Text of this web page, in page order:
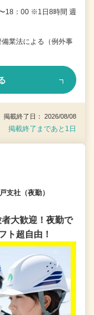
18：00 ※1日8時間 週
業法による（例外事
載終了日： 2026/08/08
掲載終了まであと1日
支社（夜勤）
大歓迎！夜勤で
ト超自由！